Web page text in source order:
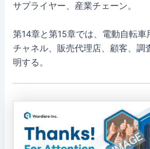
サプライヤー、産業チェーン。
第14章と第15章では、電動自転
チャネル、販売代理店、顧客、調
明する。